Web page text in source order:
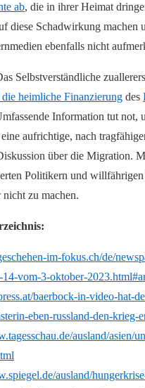
ab, die in ihrer Heimat
diese Schadwirkung machen
ebenfalls nicht
Selbstverständliche
heimliche Finanzierung des
Information tut not,
aufrichtige, nach
über die Migration.
Politikern und
nicht zu machen.
im-fokus.ch/de/
14-vom-3-oktober-
baerbock-in-video-hat-
eben-russland-den-krieg-
ausland/asien/
ausland/